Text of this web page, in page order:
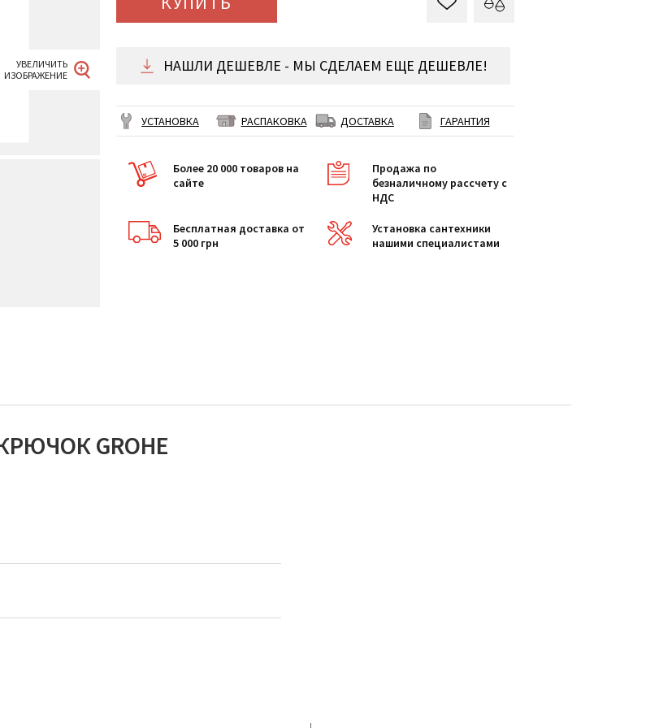
НАШЛИ ДЕШЕВЛЕ - МЫ СДЕЛАЕМ ЕЩЕ ДЕШЕВЛЕ!
УСТАНОВКА РАСПАКОВКА ДОСТАВКА ГАРАНТИЯ
Более 20 000 товаров на
сайте
Продажа по
безналичному рассчету с
НДС
Бесплатная доставка от
5 000 грн
Установка сантехники
нашими специалистами
GROHE